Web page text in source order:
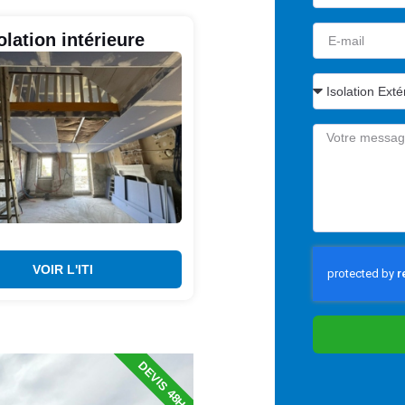
intérieure
VOIR L'ITI
DEVIS 48H